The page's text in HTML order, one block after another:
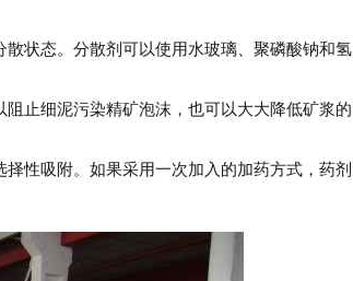
状态。分散剂可以使用水玻璃、聚磷酸钠和氢
止细泥污染精矿泡沫，也可以大大降低矿浆的
性吸附。如果采用一次加入的加药方式，药剂